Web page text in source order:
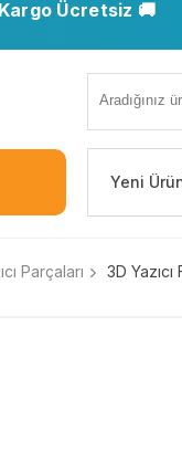
Ücretsiz 🚚
Yeni
Parçaları 3D